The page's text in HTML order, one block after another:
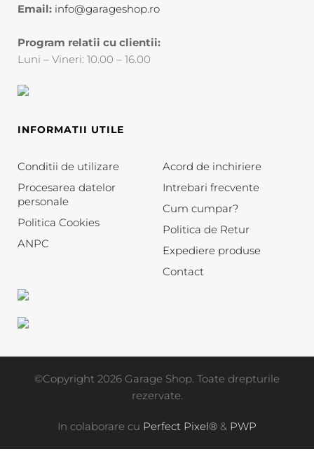
Email: info@garageshop.ro
Program relatii cu clientii:
Luni – Vineri: 10.00 – 16.00
INFORMATII UTILE
Conditii de utilizare
Procesarea datelor
personale
Politica Cookies
ANPC
Acord de inchiriere
Intrebari frecvente
Cum cumpar?
Politica de Retur
Expediere produse
Contact
©Copyright 2026 Garage Shop. Toate drepturile
rezervate.
In colaborare cu Perfect Pixel® & PWP